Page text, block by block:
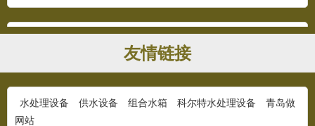
供水设备
供水设备...
友情链接
水处理设备 供水设备 组合水箱 科尔特水处理设备
青岛做
网站